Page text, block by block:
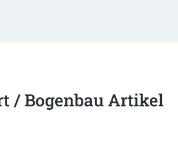
/ Bogenbau Artikel